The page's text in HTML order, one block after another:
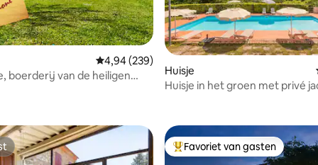
van 4,96 op 5, 82 recensies
Gemiddelde beoordeling van 4,94 op 5, 239
4,94 (239)
boerderij van de heiligen
Huisje
Huisje in het groen met privé
Topfavoriet van gasten
Favoriet van gasten